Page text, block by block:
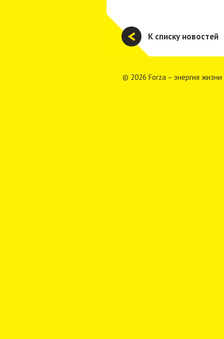
К списку новостей
© 2026 Forza – энергия жизни